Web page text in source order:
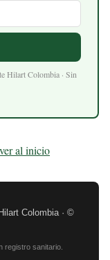
Hilart Colombia · Sin
al inicio
Colombia · ©
registro sanitario.